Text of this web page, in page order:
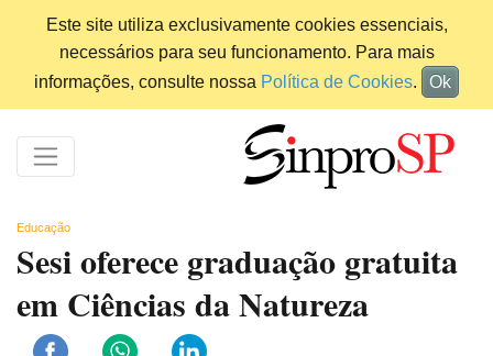
Este site utiliza exclusivamente cookies essenciais,
necessários para seu funcionamento. Para mais
informações, consulte nossa Política de Cookies. Ok
Educação
Sesi oferece graduação gratuita
em Ciências da Natureza